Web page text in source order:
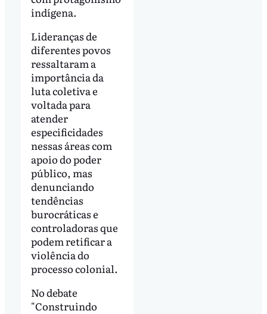
indígena.
Lideranças de
diferentes povos
ressaltaram a
importância da
luta coletiva e
voltada para
atender
especificidades
nessas áreas com
apoio do poder
público, mas
denunciando
tendências
burocráticas e
controladoras que
podem retificar a
violência do
processo colonial.
No debate
"Construindo